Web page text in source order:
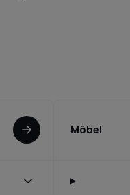
Möbel